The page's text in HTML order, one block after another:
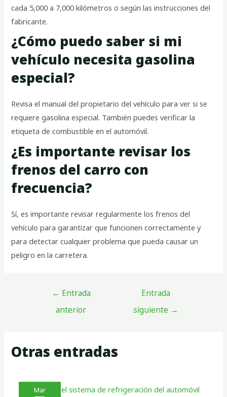
cada 5,000 a 7,000 kilómetros o según las instrucciones del
fabricante.
¿Cómo puedo saber si mi
vehículo necesita gasolina
especial?
Revisa el manual del propietario del vehículo para ver si se
requiere gasolina especial. También puedes verificar la
etiqueta de combustible en el automóvil.
¿Es importante revisar los
frenos del carro con
frecuencia?
Sí, es importante revisar regularmente los frenos del
vehículo para garantizar que funcionen correctamente y
para detectar cualquier problema que pueda causar un
peligro en la carretera.
← Entrada
anterior
Entrada
siguiente →
Otras entradas
Mar